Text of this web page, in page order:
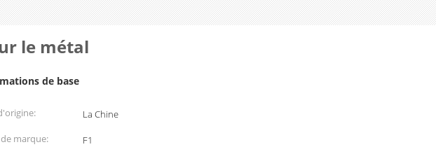
le métal
de base
La Chine
marque:
F1